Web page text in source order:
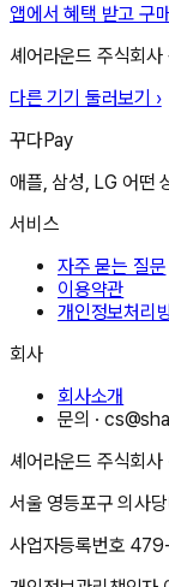
앱에서 혜택 받고 구
셰어라운드 주식회사
다른 기기 둘러보기 ›
꾸다Pay
애플, 삼성, LG 어떤
서비스
자주 묻는 질문
이용약관
개인정보처리
회사
회사소개
문의 ·
셰어라운드 주식회사
서울 영등포구 의사
사업자등록번호